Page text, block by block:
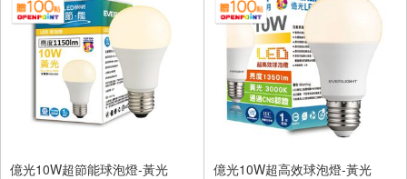
億光10W超節能球泡燈-黃光
億光10W超高效球泡燈-黃光